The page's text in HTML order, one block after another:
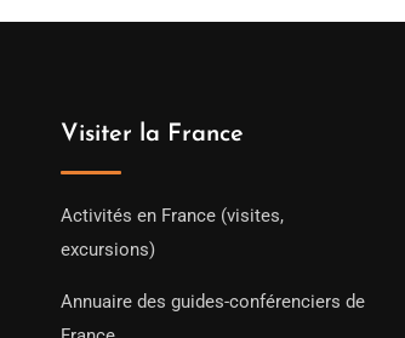
Visiter la France
Activités en France (visites,
excursions)
Annuaire des guides-conférenciers de